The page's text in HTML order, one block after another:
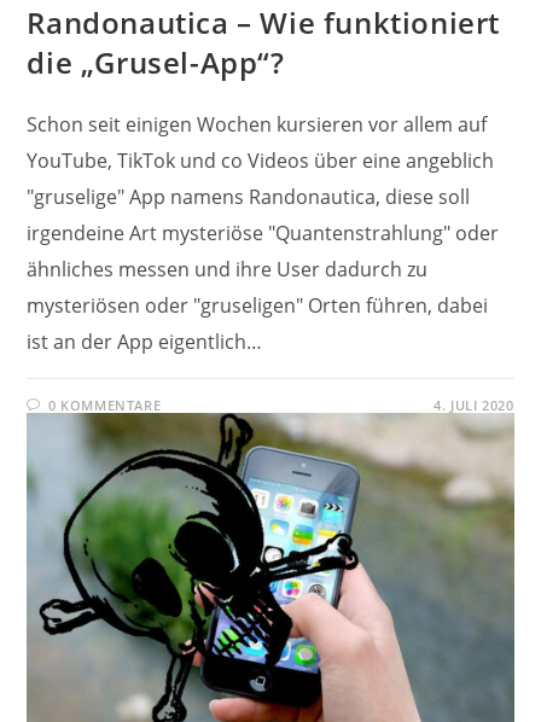
Randonautica – Wie funktioniert
die „Grusel-App“?
Schon seit einigen Wochen kursieren vor allem auf
YouTube, TikTok und co Videos über eine angeblich
"gruselige" App namens Randonautica, diese soll
irgendeine Art mysteriöse "Quantenstrahlung" oder
ähnliches messen und ihre User dadurch zu
mysteriösen oder "gruseligen" Orten führen, dabei
ist an der App eigentlich…
0 KOMMENTARE 4. JULI 2020